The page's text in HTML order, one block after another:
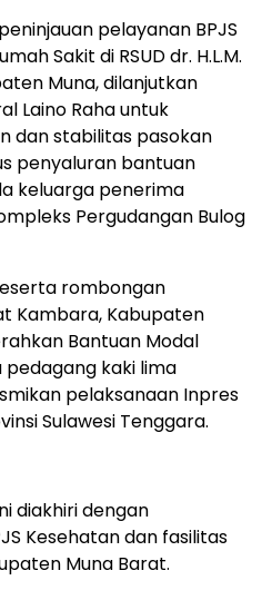
pelayanan BPJS
Sakit di RSUD dr. H.L.M.
Muna, dilanjutkan
Laino Raha untuk
dan stabilitas pasokan
penyaluran bantuan
keluarga penerima
Pergudangan Bulog
rombongan
Kambara, Kabupaten
Bantuan Modal
pedagang kaki lima
pelaksanaan Inpres
Sulawesi Tenggara.
diakhiri dengan
Kesehatan dan fasilitas
Muna Barat.